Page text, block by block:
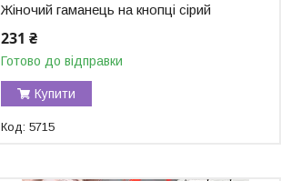
Жіночий гаманець на кнопці сірий
231 ₴
Готово до відправки
Купити
5715